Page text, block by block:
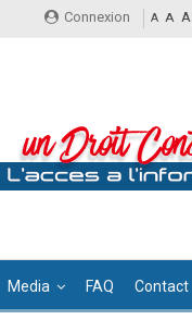
Connexion A A A
Media FAQ Contact